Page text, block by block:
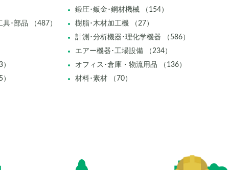
鍛圧･鈑金･鋼材機械 （154）
･部品 （487）
樹脂･木材加工機 （27）
計測･分析機器･理化学機器 （586）
エアー機器･工場設備 （234）
オフィス･倉庫・物流用品 （136）
材料･素材 （70）